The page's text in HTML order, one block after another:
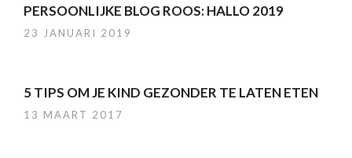
PERSOONLIJKE BLOG ROOS: HALLO 2019
23 JANUARI 2019
5 TIPS OM JE KIND GEZONDER TE LATEN ETEN
13 MAART 2017